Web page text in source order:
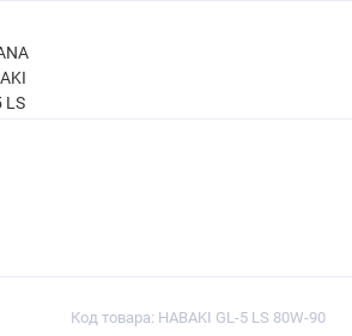
Код товара: HABAKI GL-5 LS 80W-90